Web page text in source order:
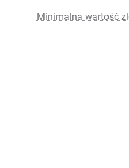
Minimalna wartość